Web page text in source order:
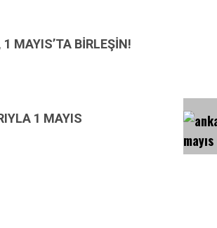
MAYIS’TA BİRLEŞİN!
1 MAYIS